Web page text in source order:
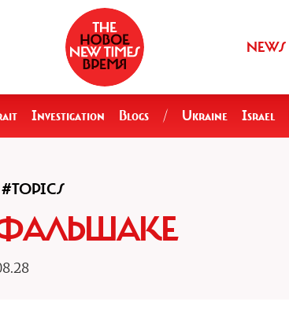
NEWS
Investigation Blogs / Ukraine Israel
#TOPICS